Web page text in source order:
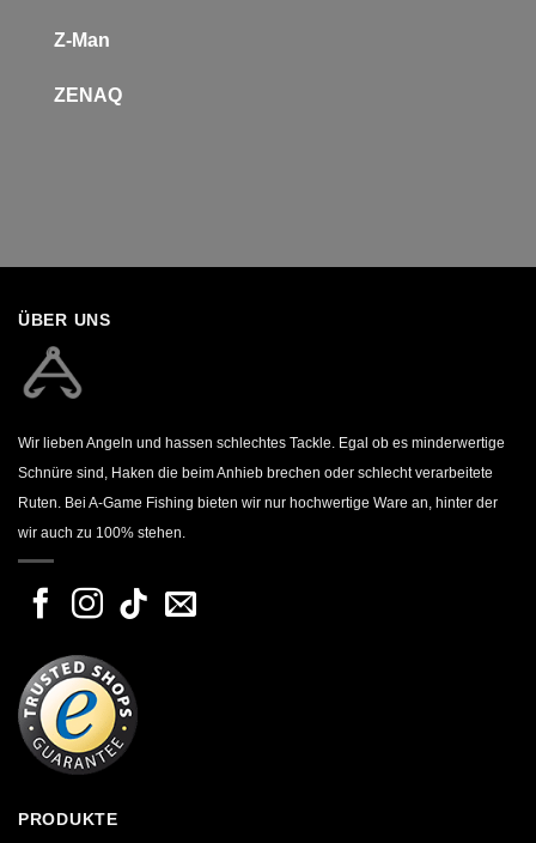
Z-Man
ZENAQ
ÜBER UNS
Wir lieben Angeln und hassen schlechtes Tackle. Egal ob es minderwertige
Schnüre sind, Haken die beim Anhieb brechen oder schlecht verarbeitete
Ruten. Bei A-Game Fishing bieten wir nur hochwertige Ware an, hinter der
wir auch zu 100% stehen.
PRODUKTE